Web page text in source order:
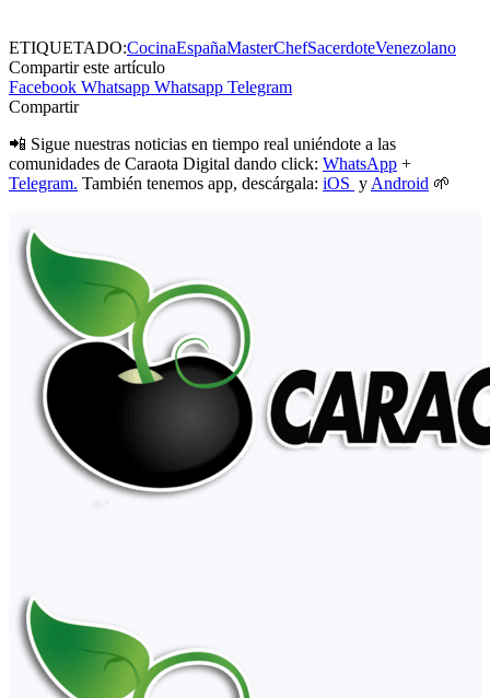
ETIQUETADO:CocinaEspañaMasterChefSacerdoteVenezolano
Compartir este artículo
Facebook Whatsapp Whatsapp Telegram
Compartir
📲 Sigue nuestras noticias en tiempo real uniéndote a las
comunidades de Caraota Digital dando click: WhatsApp +
Telegram. También tenemos app, descárgala: iOS yAndroid 🌱